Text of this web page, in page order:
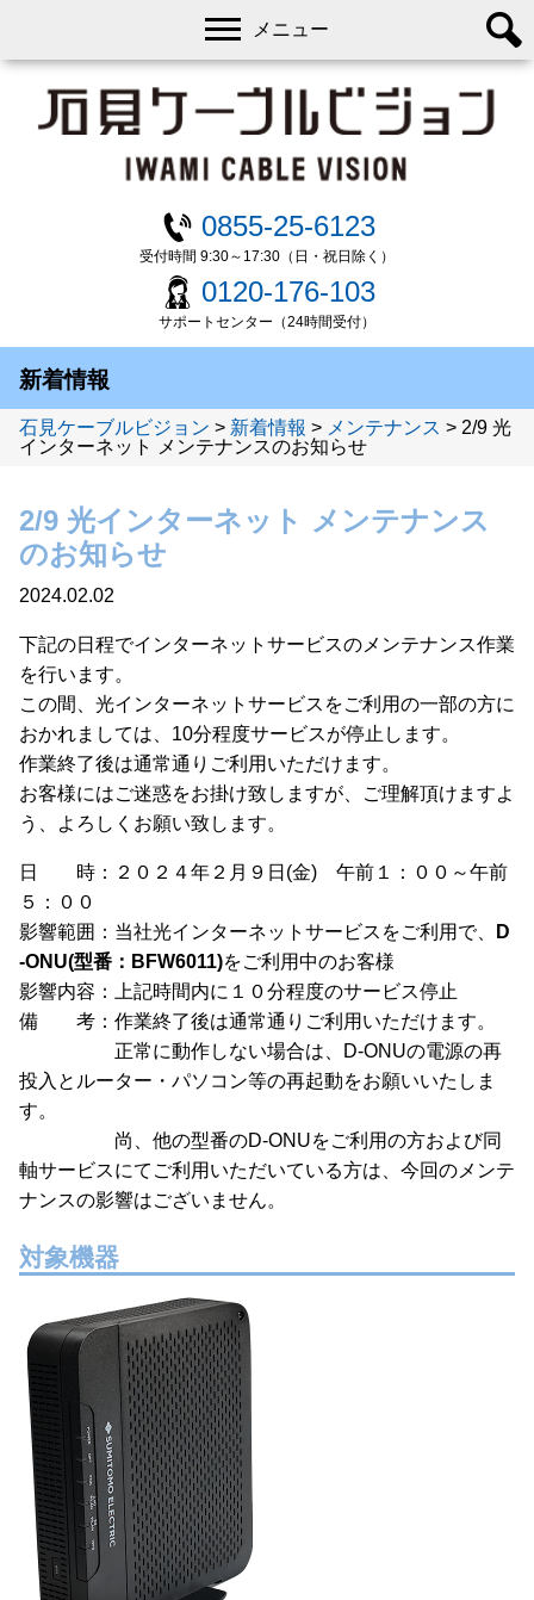
0855-25-6123
受付時間 9:30～17:30（日・祝日除く）
0120-176-103
サポートセンター（24時間受付）
メニュー
新着情報
石見ケーブルビジョン > 新着情報 > メンテナンス > 2/9 光
インターネット メンテナンスのお知らせ
2/9 光インターネット メンテナンス
のお知らせ
2024.02.02
下記の日程でインターネットサービスのメンテナンス作業
を行います。
この間、光インターネットサービスをご利用の一部の方に
おかれましては、10分程度サービスが停止します。
作業終了後は通常通りご利用いただけます。
お客様にはご迷惑をお掛け致しますが、ご理解頂けますよ
う、よろしくお願い致します。
日 時：２０２４年２月９日(金) 午前１：００～午前
５：００
影響範囲：当社光インターネットサービスをご利用で、
D
-ONU(型番：BFW6011)をご利用中のお客様
影響内容：上記時間内に１０分程度のサービス停止
備 考：作業終了後は通常通りご利用いただけます。
正常に動作しない場合は、D-ONUの電源の再
投入とルーター・パソコン等の再起動をお願いいたしま
す。
尚、他の型番のD-ONUをご利用の方および同
軸サービスにてご利用いただいている方は、今回のメンテ
ナンスの影響はございません。
対象機器